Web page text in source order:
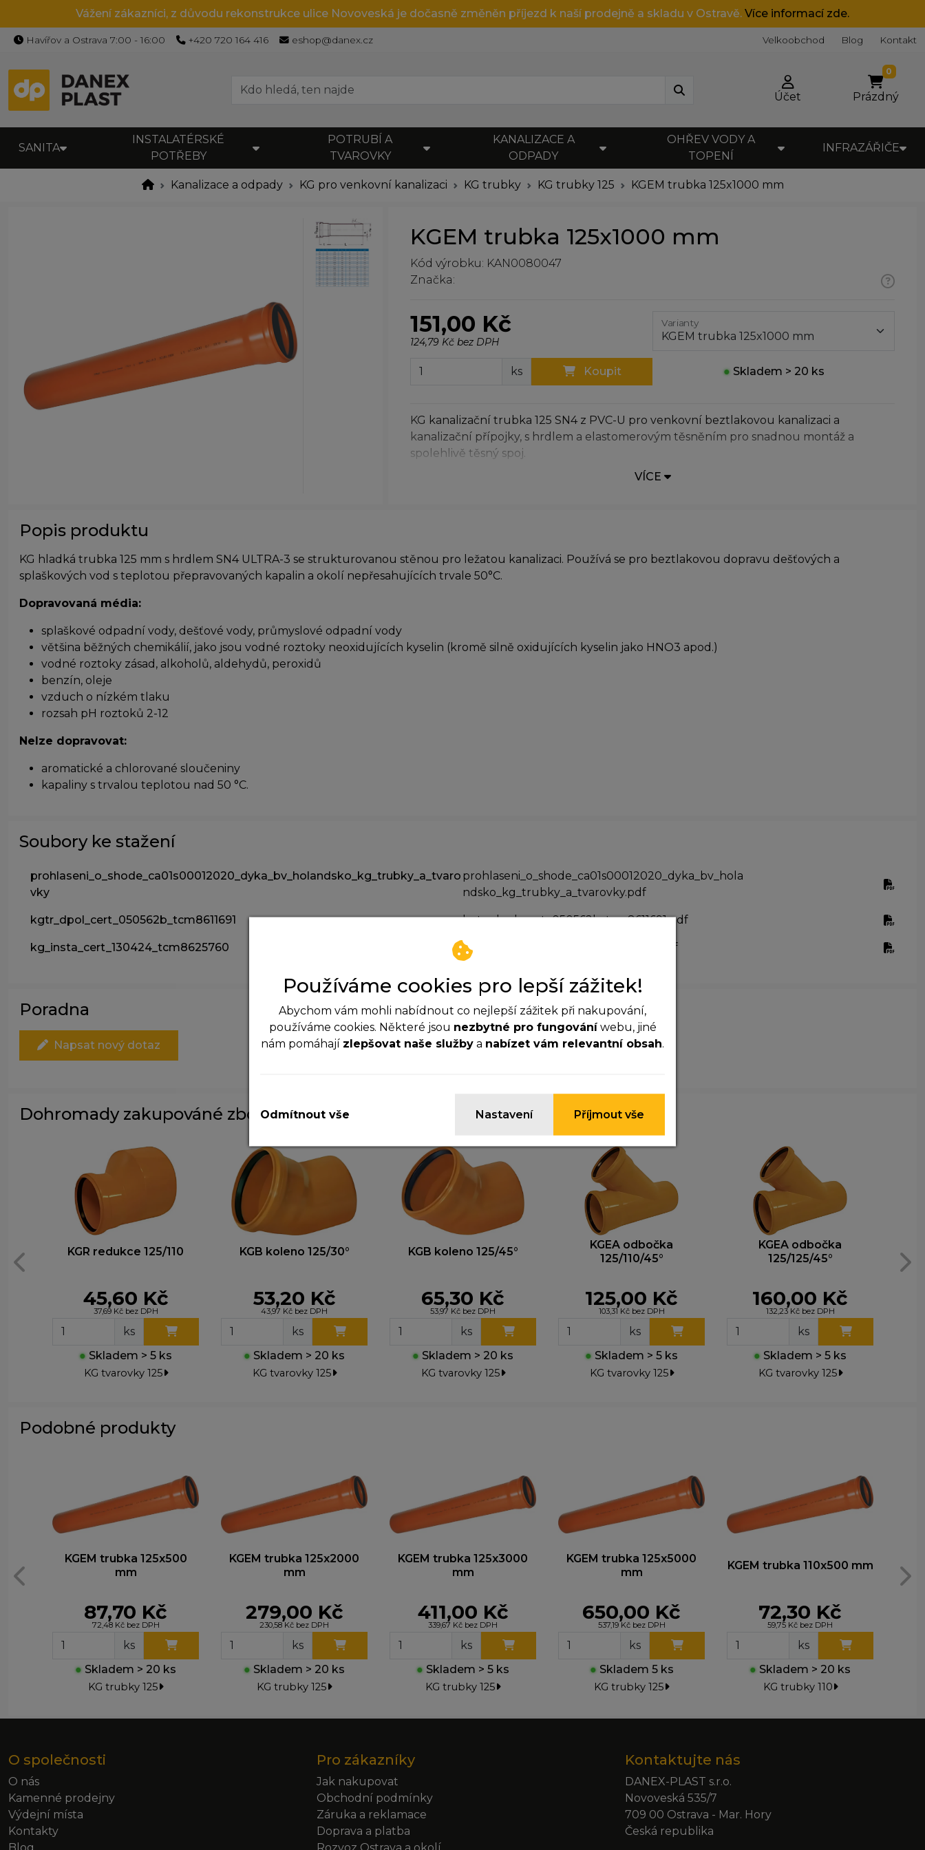
Vážení zákazníci, z důvodu rekonstrukce ulice Novoveská je dočasně změněn příjezd k naší prodejně a skladu v Ostravě. Více informací zde.
Havířov a Ostrava 7:00 - 16:00 +420 720 164 416 eshop@danex.cz Velkoobchod Blog Kontakt
Účet
0
Prázdný
SANITA
INSTALATÉRSKÉ
POTŘEBY
POTRUBÍ A
TVAROVKY
KANALIZACE A
ODPADY
OHŘEV VODY A
TOPENÍ
INFRAZÁŘIČE
Kanalizace a odpady KG pro venkovní kanalizaci KG trubky KG trubky 125 KGEM trubka 125x1000 mm
KGEM trubka 125x1000 mm
Kód výrobku: KAN0080047
Značka:
151,00 Kč
124,79 Kč bez DPH
Varianty
ks Koupit ● Skladem > 20 ks
KG kanalizační trubka 125 SN4 z PVC-U pro venkovní beztlakovou kanalizaci a
kanalizační přípojky, s hrdlem a elastomerovým těsněním pro snadnou montáž a
spolehlivě těsný spoj.
VÍCE
Popis produktu
KG hladká trubka 125 mm s hrdlem SN4 ULTRA-3 se strukturovanou stěnou pro ležatou kanalizaci. Používá se pro beztlakovou dopravu dešťových a
splaškových vod s teplotou přepravovaných kapalin a okolí nepřesahujících trvale 50°C.
Dopravovaná média:
splaškové odpadní vody, dešťové vody, průmyslové odpadní vody
většina běžných chemikálií, jako jsou vodné roztoky neoxidujících kyselin (kromě silně oxidujících kyselin jako HNO3 apod.)
vodné roztoky zásad, alkoholů, aldehydů, peroxidů
benzín, oleje
vzduch o nízkém tlaku
rozsah pH roztoků 2-12
Nelze dopravovat:
aromatické a chlorované sloučeniny
kapaliny s trvalou teplotou nad 50 °C.
Soubory ke stažení
prohlaseni_o_shode_ca01s00012020_dyka_bv_holandsko_kg_trubky_a_tvaro
vky
prohlaseni_o_shode_ca01s00012020_dyka_bv_hola
ndsko_kg_trubky_a_tvarovky.pdf
kgtr_dpol_cert_050562b_tcm8611691 kgtr_dpol_cert_050562b_tcm8611691.pdf
kg_insta_cert_130424_tcm8625760 kg_insta_cert_130424_tcm8625760.pdf
Poradna
Napsat nový dotaz
Dohromady zakupováné zboží
KGR redukce 125/110
45,60 Kč
37,69 Kč bez DPH
ks
● Skladem > 5 ks
KG tvarovky 125
KGB koleno 125/30°
53,20 Kč
43,97 Kč bez DPH
ks
● Skladem > 20 ks
KG tvarovky 125
KGB koleno 125/45°
65,30 Kč
53,97 Kč bez DPH
ks
● Skladem > 20 ks
KG tvarovky 125
KGEA odbočka
125/110/45°
125,00 Kč
103,31 Kč bez DPH
ks
● Skladem > 5 ks
KG tvarovky 125
KGEA odbočka
125/125/45°
160,00 Kč
132,23 Kč bez DPH
ks
● Skladem > 5 ks
KG tvarovky 125
Podobné produkty
KGEM trubka 125x500
mm
87,70 Kč
72,48 Kč bez DPH
ks
● Skladem > 20 ks
KG trubky 125
KGEM trubka 125x2000
mm
279,00 Kč
230,58 Kč bez DPH
ks
● Skladem > 20 ks
KG trubky 125
KGEM trubka 125x3000
mm
411,00 Kč
339,67 Kč bez DPH
ks
● Skladem > 5 ks
KG trubky 125
KGEM trubka 125x5000
mm
650,00 Kč
537,19 Kč bez DPH
ks
● Skladem 5 ks
KG trubky 125
KGEM trubka 110x500 mm
72,30 Kč
59,75 Kč bez DPH
ks
● Skladem > 20 ks
KG trubky 110
O společnosti
O nás
Kamenné prodejny
Výdejní místa
Kontakty
Pro zákazníky
Jak nakupovat
Obchodní podmínky
Záruka a reklamace
Doprava a platba
Kontaktujte nás
DANEX-PLAST s.r.o.
Novoveská 535/7
709 00 Ostrava - Mar. Hory
Česká republika
Používáme cookies pro lepší zážitek!
Abychom vám mohli nabídnout co nejlepší zážitek při nakupování,
používáme cookies. Některé jsou nezbytné pro fungováníwebu, jiné
nám pomáhají zlepšovat naše služby a nabízet vám relevantní obsah.
Tyhle cookies jsou důležité pro správné fungování webu a nelze je
vypnout.
Pomáhají nám sledovat návštěvnost a zlepšovat web. Díky nim
zjistíme, co funguje a co ne, takže vám můžeme nabídnout lepší
zážitek.
Marketingové cookies
Tyhle cookies nastavují naši reklamní partneři, aby vám mohli
zobrazovat relevantní reklamy na jiných webech. Pokud je
nepovolíte, nebude se vám zobrazovat cílená reklama.
Odmítnout vše Nastavení Příjmout vše